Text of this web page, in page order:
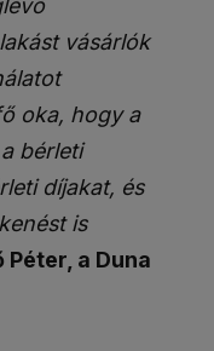
vásárlók
oka, hogy a
bérleti
díjakat, és
is
a Duna